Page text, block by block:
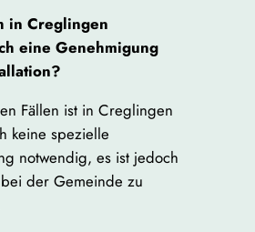
in Creglingen
eine Genehmigung
Fällen ist in Creglingen
keine spezielle
notwendig, es ist jedoch
der Gemeinde zu